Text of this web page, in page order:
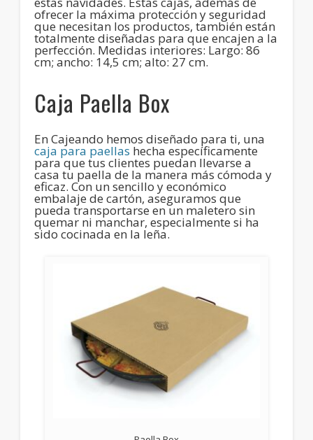
ofrecer la máxima protección y seguridad
que necesitan los productos, también están
totalmente diseñadas para que encajen a la
perfección. Medidas interiores: Largo: 86
cm; ancho: 14,5 cm; alto: 27 cm.
Caja Paella Box
En Cajeando hemos diseñado para ti, una
caja para paellas hecha específicamente
para que tus clientes puedan llevarse a
casa tu paella de la manera más cómoda y
eficaz. Con un sencillo y económico
embalaje de cartón, aseguramos que
pueda transportarse en un maletero sin
quemar ni manchar, especialmente si ha
sido cocinada en la leña.